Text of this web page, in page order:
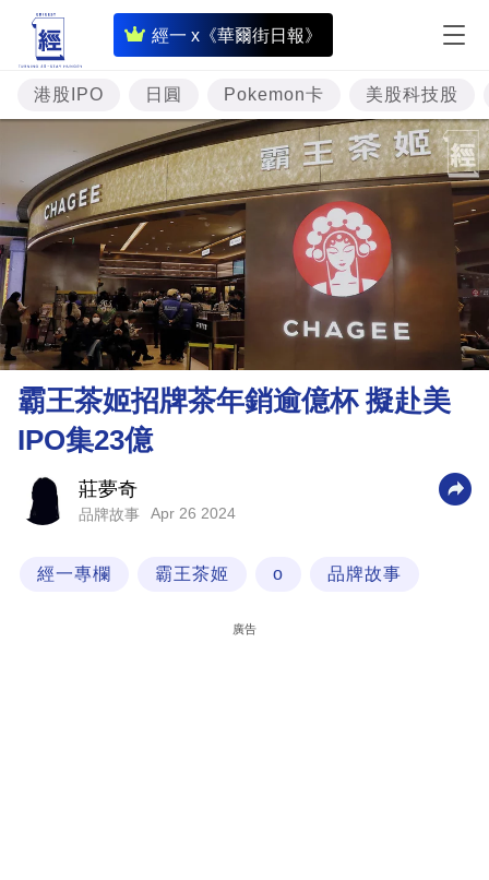
經一 x《華爾街日報》
即
時
財
經
專
題
投
資
樓
市
理
財
商
科
港股IPO 日圓 Pokemon卡 美股科技股
霸王茶姬招牌茶年銷逾億杯 擬赴美
IPO集23億
莊夢奇
品牌故事 Apr 26 2024
經一專欄 霸王茶姬 o 品牌故事
廣告